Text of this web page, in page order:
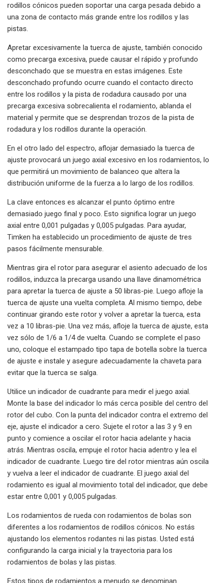
rodillos cónicos pueden soportar una carga pesada debido a
una zona de contacto más grande entre los rodillos y las
pistas.
Apretar excesivamente la tuerca de ajuste, también conocido
como precarga excesiva, puede causar el rápido y profundo
desconchado que se muestra en estas imágenes. Este
desconchado profundo ocurre cuando el contacto directo
entre los rodillos y la pista de rodadura causado por una
precarga excesiva sobrecalienta el rodamiento, ablanda el
material y permite que se desprendan trozos de la pista de
rodadura y los rodillos durante la operación.
En el otro lado del espectro, aflojar demasiado la tuerca de
ajuste provocará un juego axial excesivo en los rodamientos, lo
que permitirá un movimiento de balanceo que altera la
distribución uniforme de la fuerza a lo largo de los rodillos.
La clave entonces es alcanzar el punto óptimo entre
demasiado juego final y poco. Esto significa lograr un juego
axial entre 0,001 pulgadas y 0,005 pulgadas. Para ayudar,
Timken ha establecido un procedimiento de ajuste de tres
pasos fácilmente mensurable.
Mientras gira el rotor para asegurar el asiento adecuado de los
rodillos, induzca la precarga usando una llave dinamométrica
para apretar la tuerca de ajuste a 50 libras-pie. Luego afloje la
tuerca de ajuste una vuelta completa. Al mismo tiempo, debe
continuar girando este rotor y volver a apretar la tuerca, esta
vez a 10 libras-pie. Una vez más, afloje la tuerca de ajuste, esta
vez sólo de 1/6 a 1/4 de vuelta. Cuando se complete el paso
uno, coloque el estampado tipo tapa de botella sobre la tuerca
de ajuste e instale y asegure adecuadamente la chaveta para
evitar que la tuerca se salga.
Utilice un indicador de cuadrante para medir el juego axial.
Monte la base del indicador lo más cerca posible del centro del
rotor del cubo. Con la punta del indicador contra el extremo del
eje, ajuste el indicador a cero. Sujete el rotor a las 3 y 9 en
punto y comience a oscilar el rotor hacia adelante y hacia
atrás. Mientras oscila, empuje el rotor hacia adentro y lea el
indicador de cuadrante. Luego tire del rotor mientras aún oscila
y vuelva a leer el indicador de cuadrante. El juego axial del
rodamiento es igual al movimiento total del indicador, que debe
estar entre 0,001 y 0,005 pulgadas.
Los rodamientos de rueda con rodamientos de bolas son
diferentes a los rodamientos de rodillos cónicos. No estás
ajustando los elementos rodantes ni las pistas. Usted está
configurando la carga inicial y la trayectoria para los
rodamientos de bolas y las pistas.
Estos tipos de rodamientos a menudo se denominan